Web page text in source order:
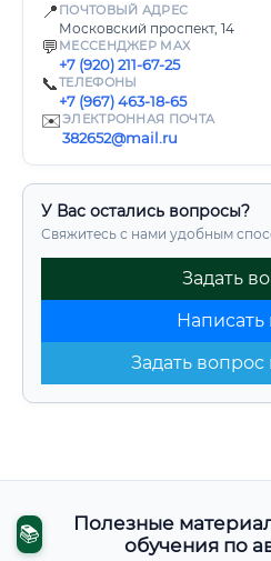
📍 ПОЧТОВЫЙ АДРЕС
Московский проспект, 14
💬 МЕССЕНДЖЕР MAX
+7 (920) 211-67-25
📞ТЕЛЕФОНЫ
+7 (967) 463-18-65
✉️ЭЛЕКТРОННАЯ ПОЧТА
382652@mail.ru
У Вас остались вопросы?
Свяжитесь с нами удобным
Задать
Написать
Задать вопрос
📚
Полезные
обучения по